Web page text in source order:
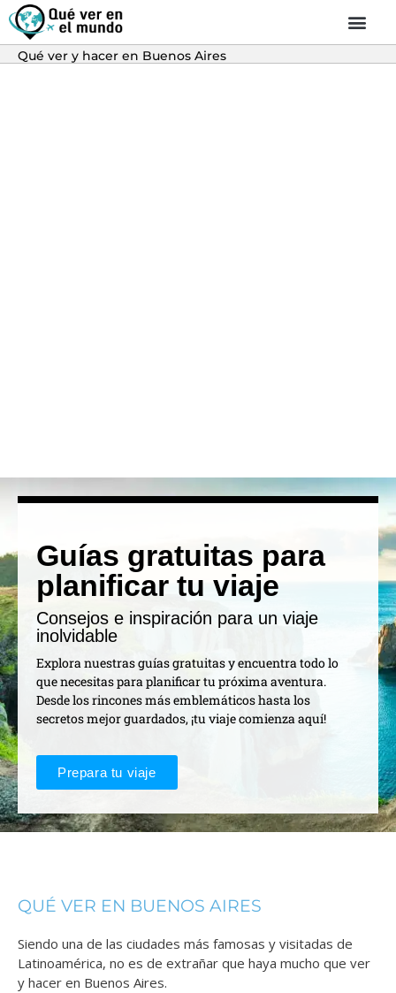
Qué ver y hacer en Buenos Aires
Guías gratuitas para
planificar tu viaje
Consejos e inspiración para un viaje
inolvidable
Explora nuestras guías gratuitas y encuentra todo lo
que necesitas para planificar tu próxima aventura.
Desde los rincones más emblemáticos hasta los
secretos mejor guardados, ¡tu viaje comienza aquí!
Prepara tu viaje
QUÉ VER EN BUENOS AIRES
Siendo una de las ciudades más famosas y visitadas de
Latinoamérica, no es de extrañar que haya mucho que ver
y hacer en Buenos Aires.